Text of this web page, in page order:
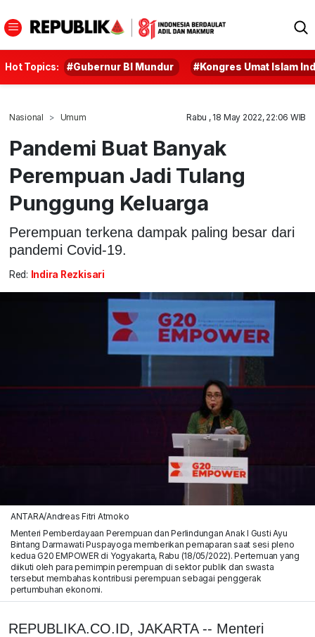
Hot Topics: #Gubernur BI Mundur #Kongres Umat Islam
Nasional Umum Rabu , 18 May 2022, 22:06 WIB
Pandemi Buat Banyak
Perempuan Jadi Tulang
Punggung Keluarga
Perempuan terkena dampak paling besar dari
pandemi Covid-19.
Red: Indira Rezkisari
ANTARA/Andreas Fitri Atmoko
Menteri Pemberdayaan Perempuan dan Perlindungan Anak I Gusti Ayu
Bintang Darmawati Puspayoga memberikan pemaparan saat sesi pleno
kedua G20 EMPOWER di Yogyakarta, Rabu (18/05/2022). Pertemuan yang
diikuti oleh para pemimpin perempuan di sektor publik dan swasta
tersebut membahas kontribusi perempuan sebagai penggerak
pertumbuhan ekonomi.
REPUBLIKA.CO.ID, JAKARTA -- Menteri